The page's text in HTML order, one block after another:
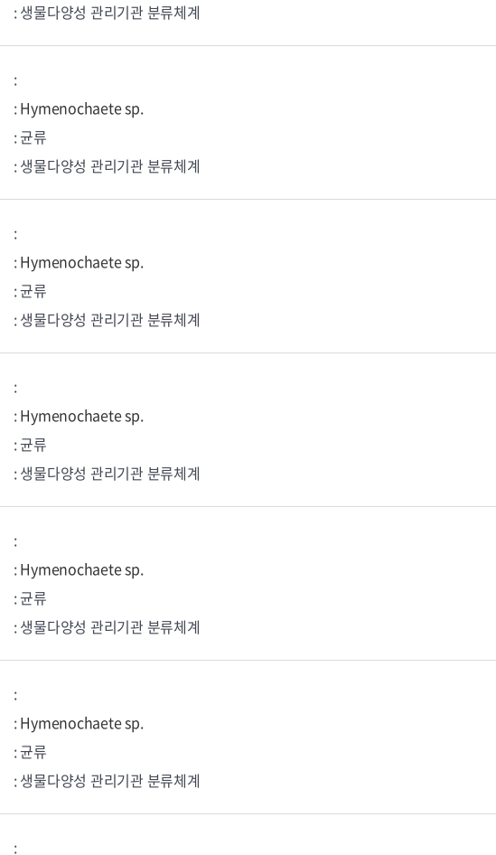
: 생물다양성 관리기관 분류체계
:
:Hymenochaete sp.
: 균류
: 생물다양성 관리기관 분류체계
:
:Hymenochaete sp.
: 균류
: 생물다양성 관리기관 분류체계
:
:Hymenochaete sp.
: 균류
: 생물다양성 관리기관 분류체계
:
:Hymenochaete sp.
: 균류
: 생물다양성 관리기관 분류체계
:
:Hymenochaete sp.
: 균류
: 생물다양성 관리기관 분류체계
: